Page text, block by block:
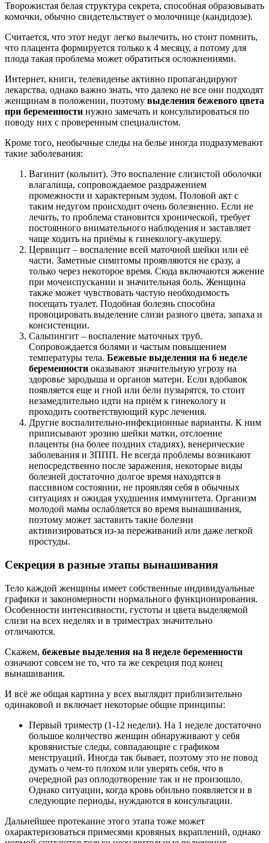
Творожистая белая структура секрета, способная образовывать
комочки, обычно свидетельствует о молочнице (кандидозе).
Считается, что этот недуг легко вылечить, но стоит помнить,
что плацента формируется только к 4 месяцу, а потому для
плода такая проблема может обратиться осложнениями.
Интернет, книги, телевиденье активно пропагандируют
лекарства, однако важно знать, что далеко не все они подходят
женщинам в положении, поэтому выделения бежевого цвета
при беременности нужно замечать и консультироваться по
поводу них с проверенным специалистом.
Кроме того, необычные следы на белье иногда подразумевают
такие заболевания:
Вагинит (кольпит). Это воспаление слизистой оболочки
влагалища, сопровождаемое раздражением
промежности и характерным зудом. Половой акт с
таким недугом происходит очень болезненно. Если не
лечить, то проблема становится хронической, требует
постоянного внимательного наблюдения и заставляет
чаще ходить на приёмы к гинекологу-акушеру.
Цервицит – воспаление всей маточной шейки или её
части. Заметные симптомы проявляются не сразу, а
только через некоторое время. Сюда включаются жжение
при мочеиспускании и значительная боль. Женщина
также может чувствовать частую необходимость
посещать туалет. Подобная болезнь способна
провоцировать выделение слизи разного цвета, запаха и
консистенции.
Сальпингит – воспаление маточных труб.
Сопровождается болями и частым повышением
температуры тела. Бежевые выделения на 6 неделе
беременности оказывают значительную угрозу на
здоровье зародыша и органов матери. Если вдобавок
появляется еще и гной или бели пузырятся, то стоит
незамедлительно идти на приём к гинекологу и
проходить соответствующий курс лечения.
Другие воспалительно-инфекционные варианты. К ним
приписывают эрозию шейки матки, отслоение
плаценты (на более поздних стадиях), венерические
заболевания и ЗППП. Не всегда проблемы возникают
непосредственно после заражения, некоторые виды
болезней достаточно долгое время находятся в
пассивном состоянии, не проявляя себя в обычных
ситуациях и ожидая ухудшения иммунитета. Организм
молодой мамы ослабляется во время вынашивания,
поэтому может заставить такие болезни
активизироваться из-за переживаний или даже легкой
простуды.
Секреция в разные этапы вынашивания
Тело каждой женщины имеет собственные индивидуальные
графики и закономерности нормального функционирования.
Особенности интенсивности, густоты и цвета выделяемой
слизи на всех неделях и в триместрах значительно
отличаются.
Скажем, бежевые выделения на 8 неделе беременности
означают совсем не то, что та же секреция под конец
вынашивания.
И всё же общая картина у всех выглядит приблизительно
одинаковой и включает некоторые общие принципы:
Первый триместр (1-12 недели). На 1 неделе достаточно
большое количество женщин обнаруживают у себя
кровянистые следы, совпадающие с графиком
менструаций. Иногда так бывает, поэтому это не повод
думать о чем-то плохом или уверять себя, что в
очередной раз оплодотворение так и не произошло.
Однако ситуации, когда кровь обильно появляется и в
следующие периоды, нуждаются в консультации.
Дальнейшее протекание этого этапа тоже может
охарактеризоваться примесями кровяных вкраплений, однако